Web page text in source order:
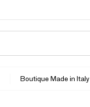
Boutique Made in Italy